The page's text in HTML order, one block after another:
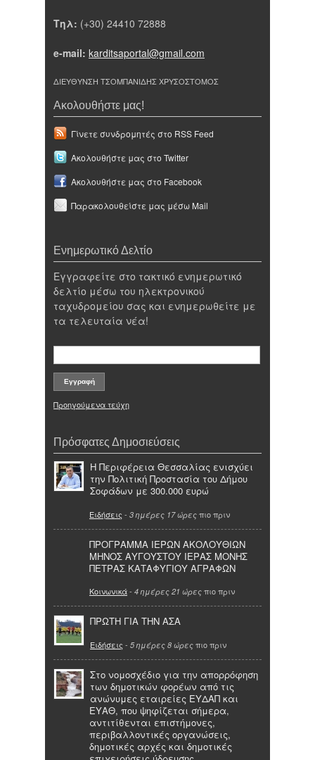
Τηλ: (+30) 24410 72888
e-mail: karditsaportal@gmail.com
ΔΙΕΥΘΥΝΣΗ ΤΣΟΜΠΑΝΙΔΗΣ ΧΡΥΣΟΣΤΟΜΟΣ
Ακολουθήστε μας!
Γίνετε συνδρομητές στο RSS Feed
Ακολουθήστε μας στο Twitter
Ακολουθήστε μας στο Facebook
Παρακολουθείστε μας μέσω Mail
Ενημερωτικό Δελτίο
Εγγραφείτε στο τακτικό ενημερωτικό
δελτίο μέσω του ηλεκτρονικού
ταχυδρομείου σας και ενημερωθείτε με
τα τελευταία νέα!
Προηγούμενα τεύχη
Πρόσφατες Δημοσιεύσεις
Η Περιφέρεια Θεσσαλίας ενισχύει
την Πολιτική Προστασία του Δήμου
Σοφάδων με 300.000 ευρώ
Ειδήσεις - 3 ημέρες 17 ώρες πιο πριν
ΠΡΟΓΡΑΜΜΑ ΙΕΡΩΝ ΑΚΟΛΟΥΘΙΩΝ
ΜΗΝΟΣ ΑΥΓΟΥΣΤΟΥ ΙΕΡΑΣ ΜΟΝΗΣ
ΠΕΤΡΑΣ ΚΑΤΑΦΥΓΙΟΥ ΑΓΡΑΦΩΝ
Κοινωνικά- 4 ημέρες 21 ώρες πιο πριν
ΠΡΩΤΗ ΓΙΑ ΤΗΝ ΑΣΑ
Ειδήσεις - 5 ημέρες 8 ώρες πιο πριν
Στο νομοσχέδιο για την απορρόφηση
των δημοτικών φορέων από τις
ανώνυμες εταιρείες ΕΥΔΑΠ και
ΕΥΑΘ, που ψηφίζεται σήμερα,
αντιτίθενται επιστήμονες,
περιβαλλοντικές οργανώσεις,
δημοτικές αρχές και δημοτικές